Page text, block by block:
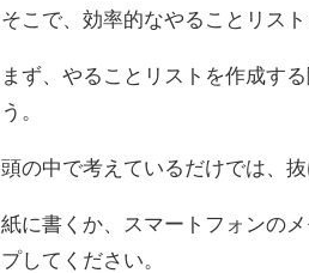
そこで、効率的なやることリス
まず、やることリストを作成す
う。
頭の中で考えているだけでは、
紙に書くか、スマートフォンの
プしてください。